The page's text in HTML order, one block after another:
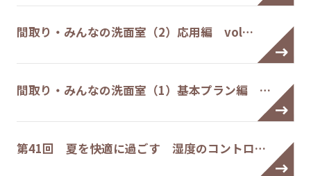
間取り・みんなの洗面室（2）応用編 vol…
間取り・みんなの洗面室（1）基本プラン編 …
第41回 夏を快適に過ごす 湿度のコントロ…